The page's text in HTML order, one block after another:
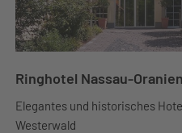
Ringhotel Nassau-Oranien
Elegantes und historisches
Westerwald